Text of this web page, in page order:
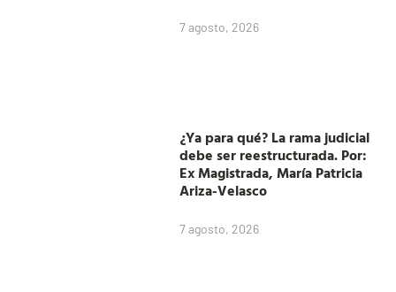
7 agosto, 2026
¿Ya para qué? La rama judicial
debe ser reestructurada. Por:
Ex Magistrada, María Patricia
Ariza-Velasco
7 agosto, 2026